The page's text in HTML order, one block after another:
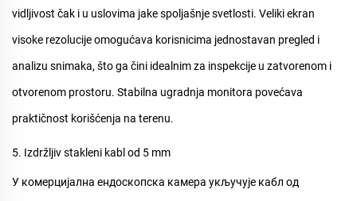
vidljivost čak i u uslovima jake spoljašnje svetlosti. Veliki ekran
visoke rezolucije omogućava korisnicima jednostavan pregled i
analizu snimaka, što ga čini idealnim za inspekcije u zatvorenom i
otvorenom prostoru. Stabilna ugradnja monitora povećava
praktičnost korišćenja na terenu.
5. Izdržljiv stakleni kabl od 5 mm
У комерцијална ендоскопска камера укључује кабл од